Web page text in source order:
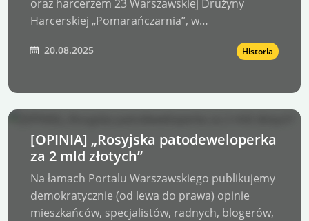
oraz harcerzem 23 Warszawskiej Drużyny
Harcerskiej „Pomarańczarnia”, w…
20.08.2025 Historia
[OPINIA] „Rosyjska patodeweloperka
za 2 mld złotych”
Na łamach Portalu Warszawskiego publikujemy
demokratycznie (od lewa do prawa) opinie
mieszkańców, specjalistów, radnych, blogerów,